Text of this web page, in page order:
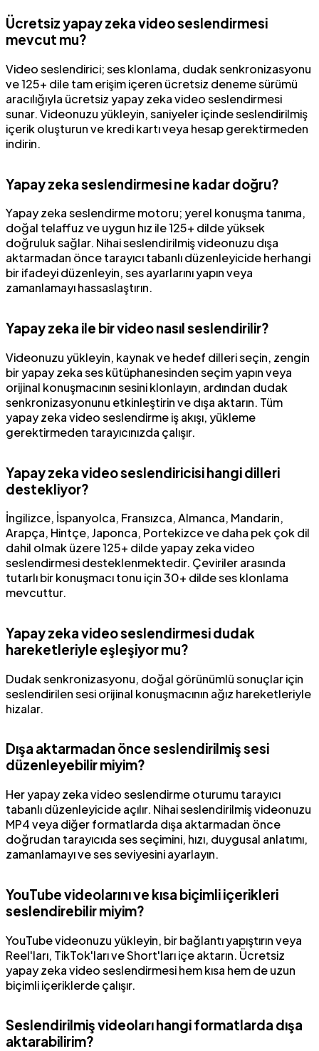
Ücretsiz yapay zeka video seslendirmesi
mevcut mu?
Video seslendirici; ses klonlama, dudak senkronizasyonu
ve 125+ dile tam erişim içeren ücretsiz deneme sürümü
aracılığıyla ücretsiz yapay zeka video seslendirmesi
sunar. Videonuzu yükleyin, saniyeler içinde seslendirilmiş
içerik oluşturun ve kredi kartı veya hesap gerektirmeden
indirin.
Yapay zeka seslendirmesi ne kadar doğru?
Yapay zeka seslendirme motoru; yerel konuşma tanıma,
doğal telaffuz ve uygun hız ile 125+ dilde yüksek
doğruluk sağlar. Nihai seslendirilmiş videonuzu dışa
aktarmadan önce tarayıcı tabanlı düzenleyicide herhangi
bir ifadeyi düzenleyin, ses ayarlarını yapın veya
zamanlamayı hassaslaştırın.
Yapay zeka ile bir video nasıl seslendirilir?
Videonuzu yükleyin, kaynak ve hedef dilleri seçin, zengin
bir yapay zeka ses kütüphanesinden seçim yapın veya
orijinal konuşmacının sesini klonlayın, ardından dudak
senkronizasyonunu etkinleştirin ve dışa aktarın. Tüm
yapay zeka video seslendirme iş akışı, yükleme
gerektirmeden tarayıcınızda çalışır.
Yapay zeka video seslendiricisi hangi dilleri
destekliyor?
İngilizce, İspanyolca, Fransızca, Almanca, Mandarin,
Arapça, Hintçe, Japonca, Portekizce ve daha pek çok dil
dahil olmak üzere 125+ dilde yapay zeka video
seslendirmesi desteklenmektedir. Çeviriler arasında
tutarlı bir konuşmacı tonu için 30+ dilde ses klonlama
mevcuttur.
Yapay zeka video seslendirmesi dudak
hareketleriyle eşleşiyor mu?
Dudak senkronizasyonu, doğal görünümlü sonuçlar için
seslendirilen sesi orijinal konuşmacının ağız hareketleriyle
hizalar.
Dışa aktarmadan önce seslendirilmiş sesi
düzenleyebilir miyim?
Her yapay zeka video seslendirme oturumu tarayıcı
tabanlı düzenleyicide açılır. Nihai seslendirilmiş videonuzu
MP4 veya diğer formatlarda dışa aktarmadan önce
doğrudan tarayıcıda ses seçimini, hızı, duygusal anlatımı,
zamanlamayı ve ses seviyesini ayarlayın.
YouTube videolarını ve kısa biçimli içerikleri
seslendirebilir miyim?
YouTube videonuzu yükleyin, bir bağlantı yapıştırın veya
Reel'ları, TikTok'ları ve Short'ları içe aktarın. Ücretsiz
yapay zeka video seslendirmesi hem kısa hem de uzun
biçimli içeriklerde çalışır.
Seslendirilmiş videoları hangi formatlarda dışa
aktarabilirim?